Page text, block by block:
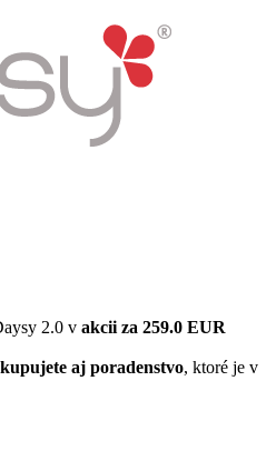
2.0 v akcii za 259.0 EUR
aj poradenstvo, ktoré je v